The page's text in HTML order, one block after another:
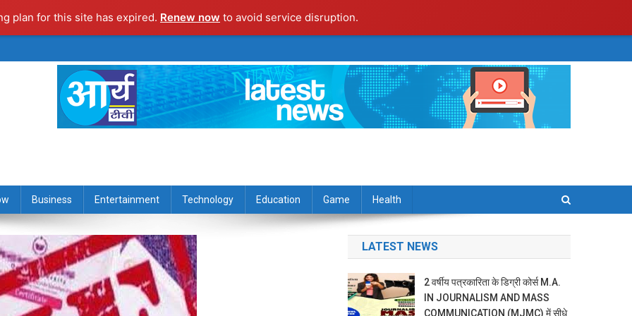
plan for this site has expired. Renew now to avoid service disruption.
Business Entertainment Technology Education Game Health
LATEST NEWS
2 वर्षीय पत्रकारिता के डिग्री कोर्स M.A.
IN JOURNALISM AND MASS
COMMUNICATION (MJMC) में सीधे